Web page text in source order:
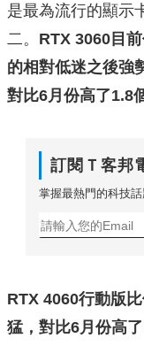
是最為流行的顯示
二。 RTX 3060目
的相對低迷之後強
對比6月份高了1.8
訂閱Ｔ客邦
掌握最熱門的科技
RTX 4060行動版
猛，對比6月份高了